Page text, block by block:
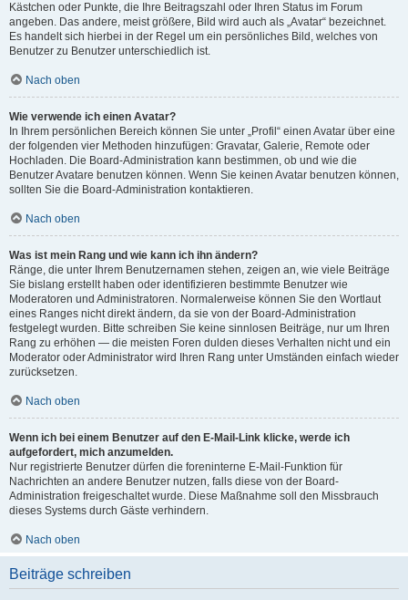
Kästchen oder Punkte, die Ihre Beitragszahl oder Ihren Status im Forum
angeben. Das andere, meist größere, Bild wird auch als „Avatar“ bezeichnet.
Es handelt sich hierbei in der Regel um ein persönliches Bild, welches von
Benutzer zu Benutzer unterschiedlich ist.
Nach oben
Wie verwende ich einen Avatar?
In Ihrem persönlichen Bereich können Sie unter „Profil“ einen Avatar über eine
der folgenden vier Methoden hinzufügen: Gravatar, Galerie, Remote oder
Hochladen. Die Board-Administration kann bestimmen, ob und wie die
Benutzer Avatare benutzen können. Wenn Sie keinen Avatar benutzen können,
sollten Sie die Board-Administration kontaktieren.
Nach oben
Was ist mein Rang und wie kann ich ihn ändern?
Ränge, die unter Ihrem Benutzernamen stehen, zeigen an, wie viele Beiträge
Sie bislang erstellt haben oder identifizieren bestimmte Benutzer wie
Moderatoren und Administratoren. Normalerweise können Sie den Wortlaut
eines Ranges nicht direkt ändern, da sie von der Board-Administration
festgelegt wurden. Bitte schreiben Sie keine sinnlosen Beiträge, nur um Ihren
Rang zu erhöhen — die meisten Foren dulden dieses Verhalten nicht und ein
Moderator oder Administrator wird Ihren Rang unter Umständen einfach wieder
zurücksetzen.
Nach oben
Wenn ich bei einem Benutzer auf den E-Mail-Link klicke, werde ich
aufgefordert, mich anzumelden.
Nur registrierte Benutzer dürfen die foreninterne E-Mail-Funktion für
Nachrichten an andere Benutzer nutzen, falls diese von der Board-
Administration freigeschaltet wurde. Diese Maßnahme soll den Missbrauch
dieses Systems durch Gäste verhindern.
Nach oben
Beiträge schreiben